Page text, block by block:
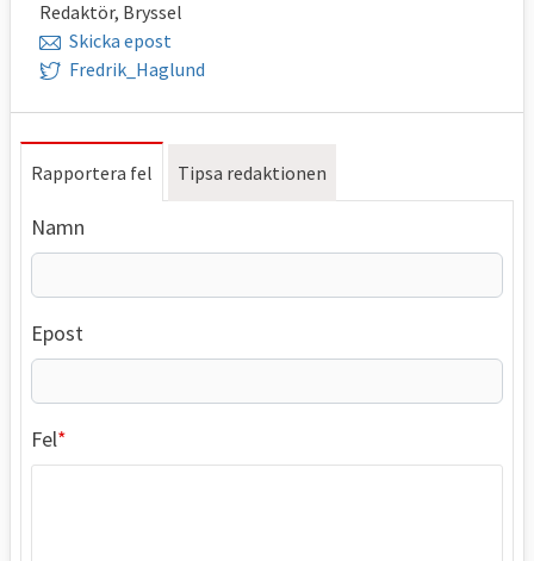
Redaktör, Bryssel
Skicka epost
Fredrik_Haglund
Rapportera fel Tipsa redaktionen
Namn
Epost
Fel